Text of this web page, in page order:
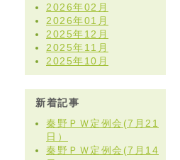
2026年02月
2026年01月
2025年12月
2025年11月
2025年10月
新着記事
秦野ＰＷ定例会(7月21
日）
秦野ＰＷ定例会(7月14